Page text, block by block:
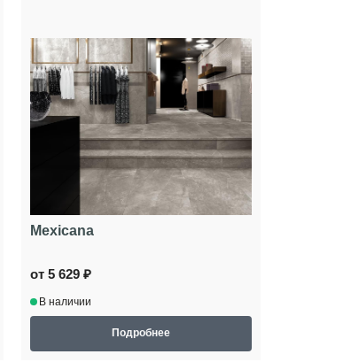
Mexicana
от 5 629 ₽
В наличии
Подробнее